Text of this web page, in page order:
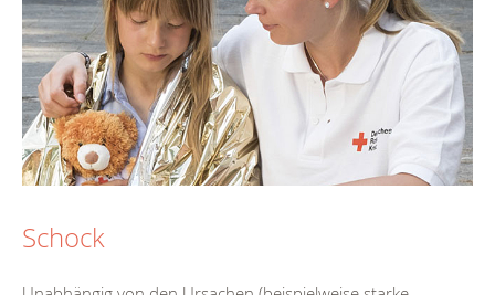
Schock